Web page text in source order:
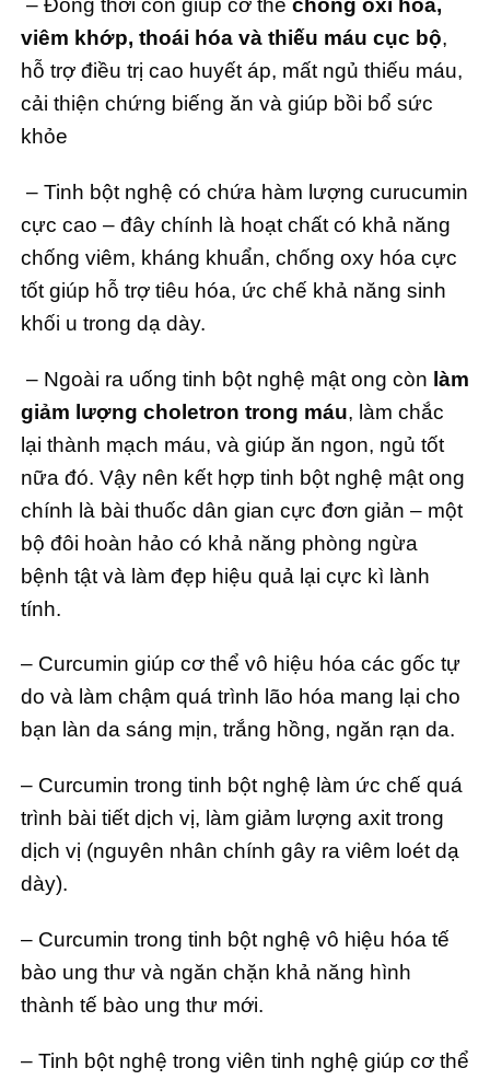
– Đồng thời còn giúp cơ thể chống oxi hóa,
viêm khớp, thoái hóa và thiếu máu cục bộ,
hỗ trợ điều trị cao huyết áp, mất ngủ thiếu máu,
cải thiện chứng biếng ăn và giúp bồi bổ sức
khỏe
– Tinh bột nghệ có chứa hàm lượng curucumin
cực cao – đây chính là hoạt chất có khả năng
chống viêm, kháng khuẩn, chống oxy hóa cực
tốt giúp hỗ trợ tiêu hóa, ức chế khả năng sinh
khối u trong dạ dày.
– Ngoài ra uống tinh bột nghệ mật ong còn làm
giảm lượng choletron trong máu, làm chắc
lại thành mạch máu, và giúp ăn ngon, ngủ tốt
nữa đó. Vậy nên kết hợp tinh bột nghệ mật ong
chính là bài thuốc dân gian cực đơn giản – một
bộ đôi hoàn hảo có khả năng phòng ngừa
bệnh tật và làm đẹp hiệu quả lại cực kì lành
tính.
– Curcumin giúp cơ thể vô hiệu hóa các gốc tự
do và làm chậm quá trình lão hóa mang lại cho
bạn làn da sáng mịn, trắng hồng, ngăn rạn da.
– Curcumin trong tinh bột nghệ làm ức chế quá
trình bài tiết dịch vị, làm giảm lượng axit trong
dịch vị (nguyên nhân chính gây ra viêm loét dạ
dày).
– Curcumin trong tinh bột nghệ vô hiệu hóa tế
bào ung thư và ngăn chặn khả năng hình
thành tế bào ung thư mới.
– Tinh bột nghệ trong viên tinh nghệ giúp cơ thể